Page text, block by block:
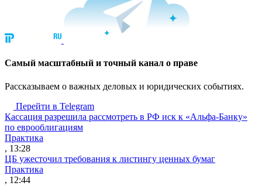
Cамый масштабный и точный канал о праве
Рассказываем о важных деловых и юридических событиях.
Перейти в Telegram
Кассация разрешила рассмотреть в РФ иск к «Альфа-Банку»
по еврооблигациям
Практика
, 13:28
ЦБ ужесточил требования к листингу ценных бумаг
Практика
, 12:44